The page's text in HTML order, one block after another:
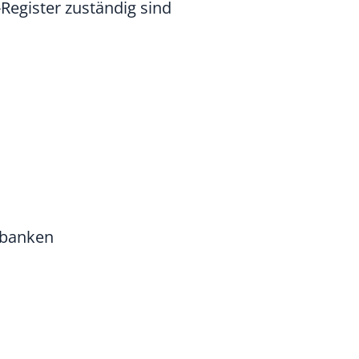
zuständig sind